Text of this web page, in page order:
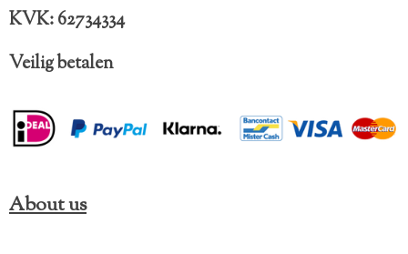
KVK: 62734334
Veilig betalen
About us